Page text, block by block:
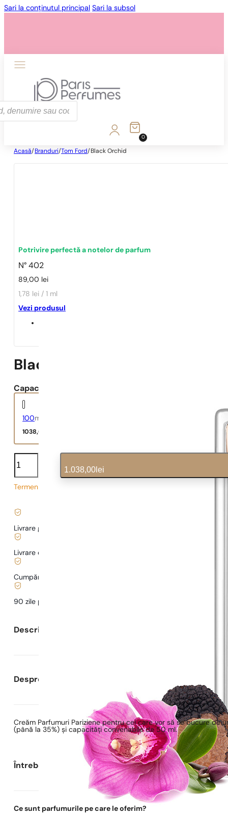
Sari la conținutul principal Sari la subsol
0
Acasă/ Branduri/Tom Ford/ Black Orchid
Potrivire perfectă a notelor de parfum
N° 402
89,00 lei
1,78 lei / 1 ml
Vezi produsul
Black Orchid
Capacitate:
100ml
1038,00
Black
Orchid
cantitate
1.038,00 lei
Termen de livrare prelungit
Livrare gratuită de la
Livrare de la
Cumpărături și plăți sigure
90 zile pentru a
Descrierea parfumului
Despre Parfumuri Pariziene
Creăm Parfumuri Pariziene pentru cei care vor să se bucure
(până la 35%) și capacități convenabile de 50 ml.
Întrebări frecvente
Ce sunt parfumurile pe care le oferim?